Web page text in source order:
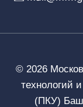
© 2026
технологий
(ПКУ)